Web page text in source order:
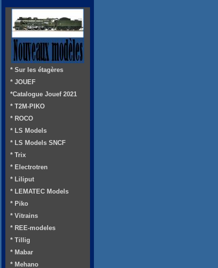
* Sur les étagères
* JOUEF
*Catalogue Jouef 2021
* T2M-PIKO
* ROCO
* LS Models
* LS Models SNCF
* Trix
* Electrotren
* Liliput
* LEMATEC Models
* Piko
* Vitrains
* REE-modeles
* Tillig
* Mabar
* Mehano